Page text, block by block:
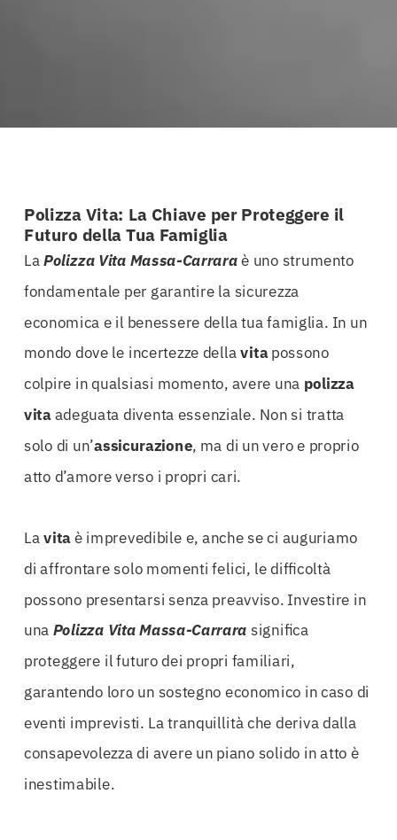
Polizza Vita: La Chiave per Proteggere il
Futuro della Tua Famiglia
LaPolizza Vita Massa-Carraraè uno strumento
fondamentale per garantire la sicurezza
economica e il benessere della tua famiglia. In un
mondo dove le incertezze dellavitapossono
colpire in qualsiasi momento, avere una polizza
vitaadeguata diventa essenziale. Non si tratta
solo di un’assicurazione, ma di un vero e proprio
atto d’amore verso i propri cari.
Lavitaè imprevedibile e, anche se ci auguriamo
di affrontare solo momenti felici, le difficoltà
possono presentarsi senza preavviso. Investire in
una Polizza Vita Massa-Carrara significa
proteggere il futuro dei propri familiari,
garantendo loro un sostegno economico in caso di
eventi imprevisti. La tranquillità che deriva dalla
consapevolezza di avere un piano solido in atto è
inestimabile.